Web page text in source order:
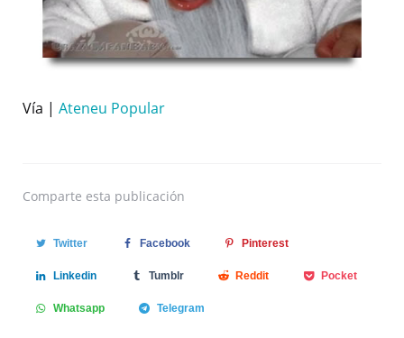
Vía | Ateneu Popular
Comparte esta publicación
Twitter Facebook Pinterest
Linkedin Tumblr Reddit Pocket
Whatsapp Telegram